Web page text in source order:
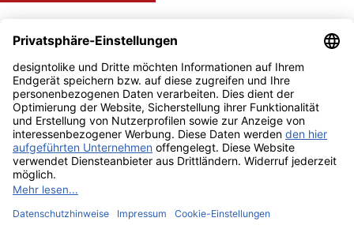
Information und Impressum
Zahlung & Versand
Impressum AGB